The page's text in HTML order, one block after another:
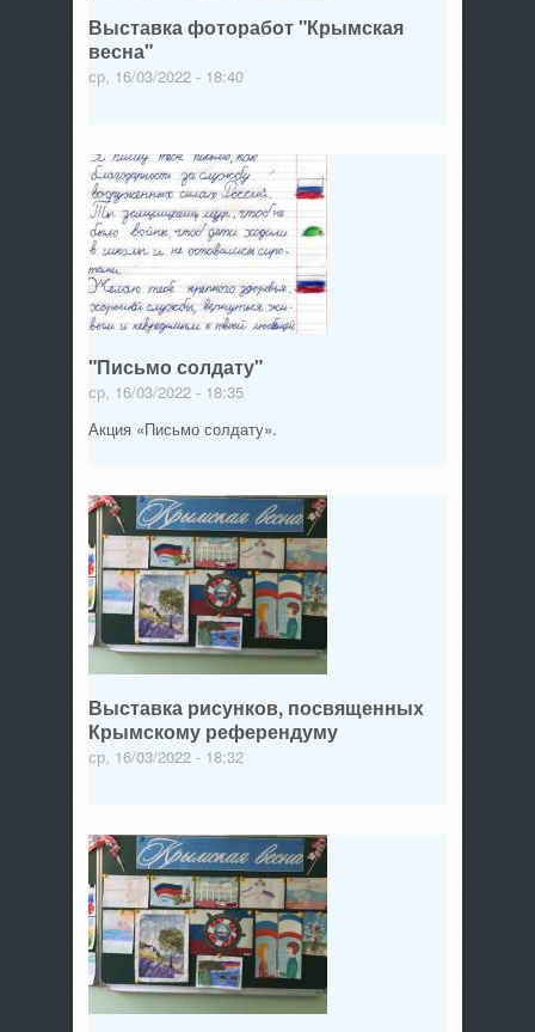
Выставка фоторабот "Крымская
весна"
ср, 16/03/2022 - 18:40
"Письмо солдату"
ср, 16/03/2022 - 18:35
Акция «Письмо солдату».
Выставка рисунков, посвященных
Крымскому референдуму
ср, 16/03/2022 - 18:32